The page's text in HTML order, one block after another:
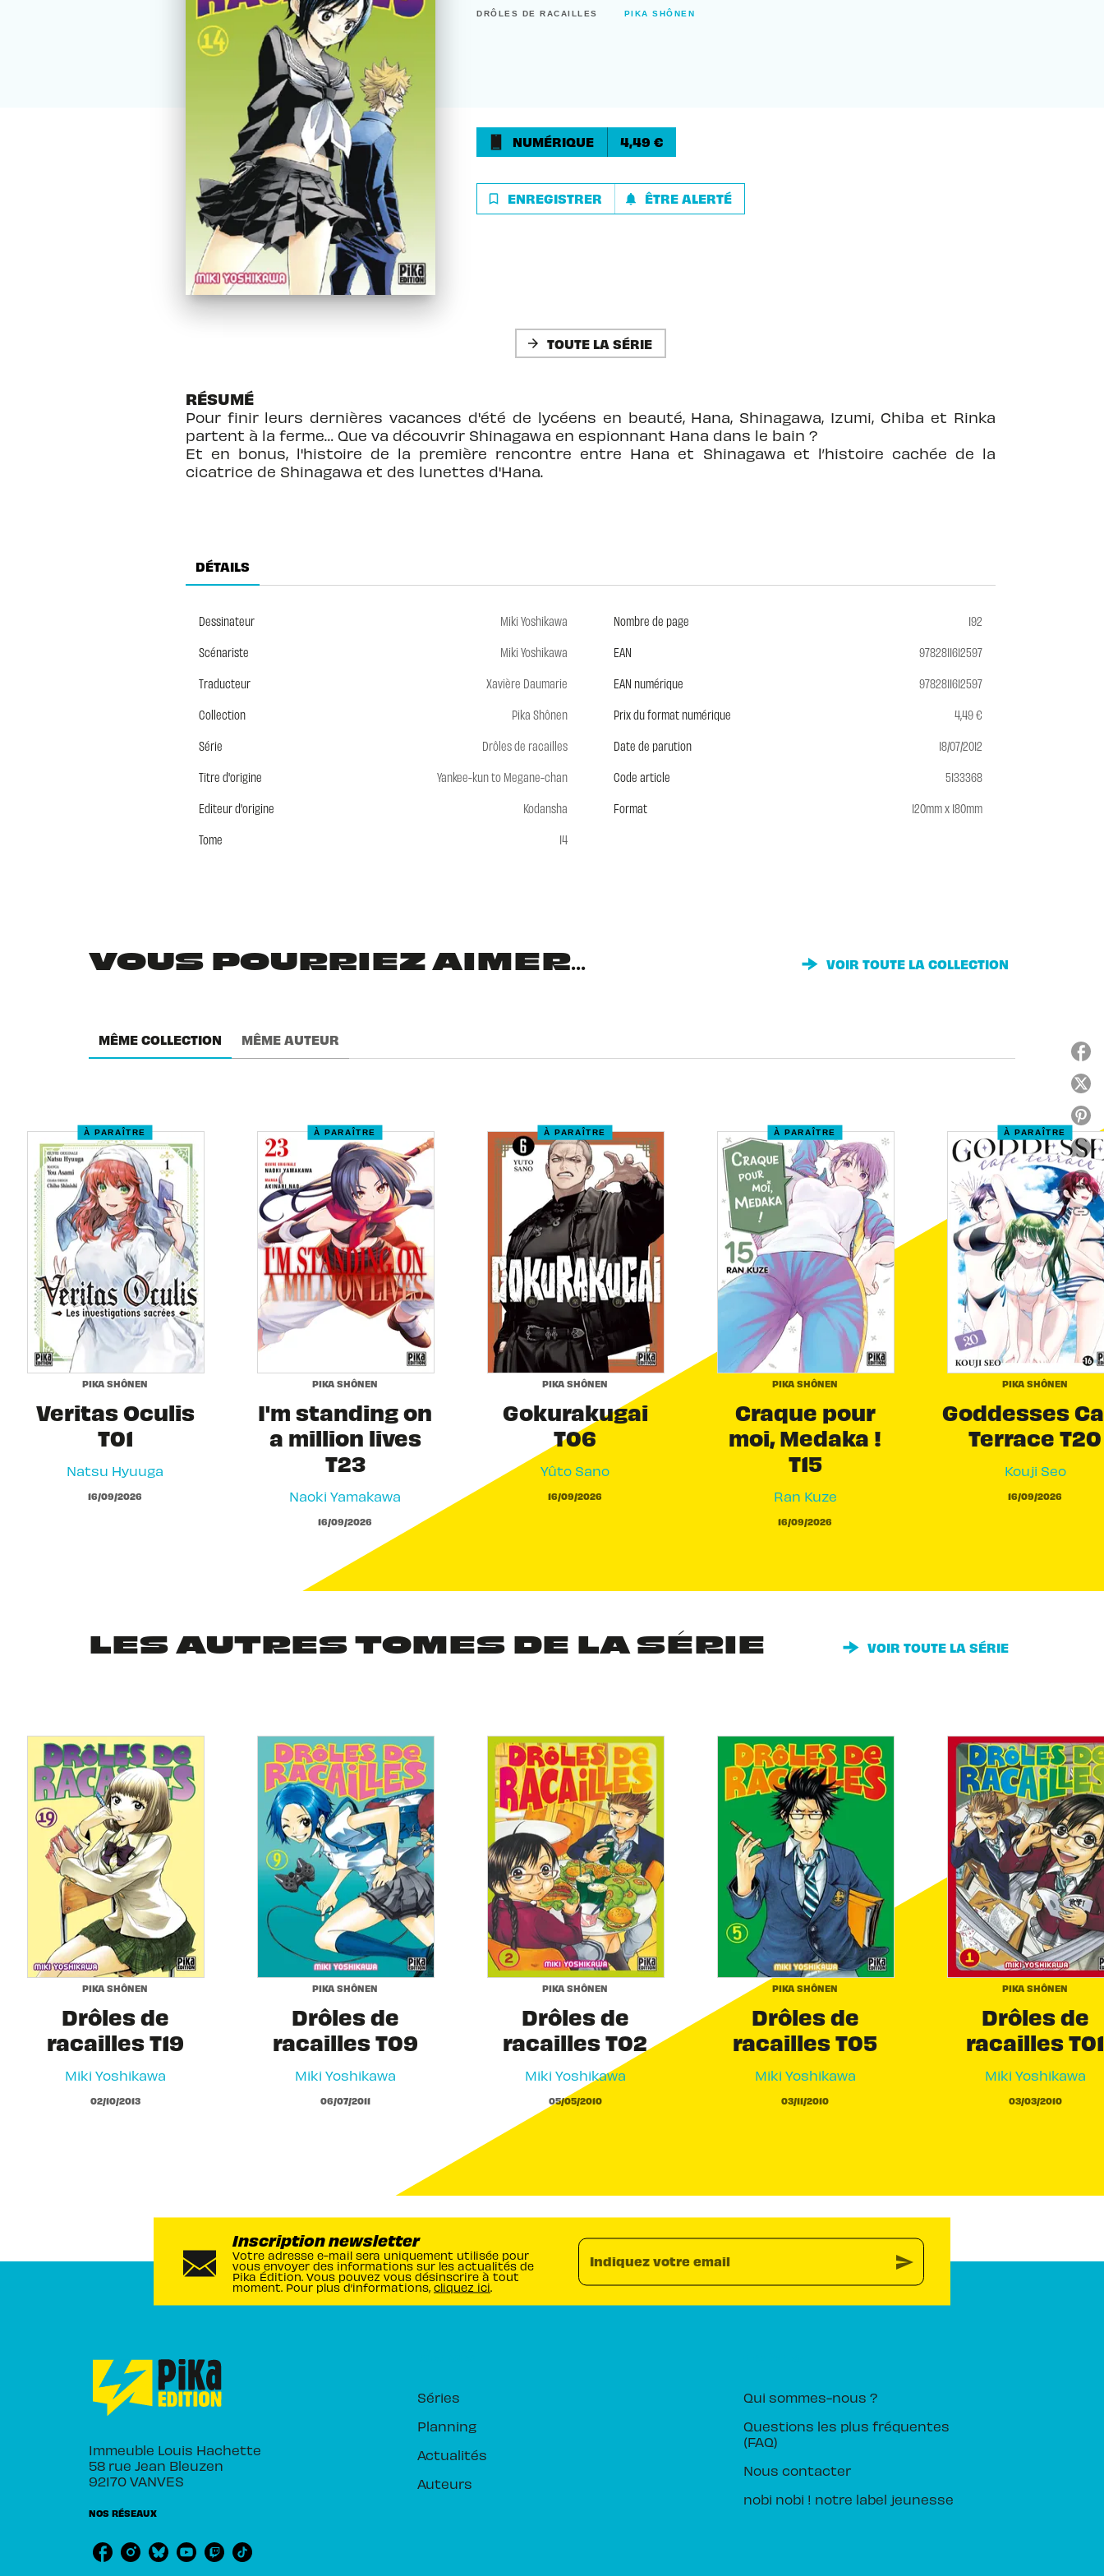
DRÔLES DE RACAILLES PIKA SHÔNEN
NUMÉRIQUE 4,49 €
bookmark_border ENREGISTRER notifications ÊTRE ALERTÉ
arrow_forward TOUTE LA SÉRIE
RÉSUMÉ
Pour finir leurs dernières vacances d'été de lycéens en beauté, Hana, Shinagawa, Izumi, Chiba et Rinka
partent à la ferme… Que va découvrir Shinagawa en espionnant Hana dans le bain ?
Et en bonus, l'histoire de la première rencontre entre Hana et Shinagawa et l’histoire cachée de la
cicatrice de Shinagawa et des lunettes d'Hana.
DÉTAILS
Dessinateur
Miki Yoshikawa
Scénariste
Miki Yoshikawa
Traducteur
Xavière Daumarie
Collection
Pika Shônen
Série
Drôles de racailles
Titre d'origine
Yankee-kun to Megane-chan
Editeur d'origine
Kodansha
Tome
14
Nombre de page
192
EAN
9782811612597
EAN numérique
9782811612597
Prix du format numérique
4,49 €
Date de parution
18/07/2012
Code article
5133368
Format
120mm x 180mm
VOUS POURRIEZ AIMER... VOIR TOUTE LA COLLECTION
MÊME COLLECTION MÊME AUTEUR
À PARAÎTRE
PIKA SHÔNEN
Veritas Oculis
T01
Natsu Hyuuga
16/09/2026
À PARAÎTRE
PIKA SHÔNEN
I'm standing on
a million lives
T23
Naoki Yamakawa
16/09/2026
À PARAÎTRE
PIKA SHÔNEN
Gokurakugai
T06
Yûto Sano
16/09/2026
À PARAÎTRE
PIKA SHÔNEN
Craque pour
moi, Medaka !
T15
Ran Kuze
16/09/2026
À PARAÎTRE
PIKA SHÔNEN
Goddesses
Terrace T20
Kouji Seo
16/09/2026
LES AUTRES TOMES DE LA SÉRIE VOIR TOUTE LA SÉRIE
PIKA SHÔNEN
Drôles de
racailles T19
Miki Yoshikawa
02/10/2013
PIKA SHÔNEN
Drôles de
racailles T09
Miki Yoshikawa
06/07/2011
PIKA SHÔNEN
Drôles de
racailles T02
Miki Yoshikawa
05/05/2010
PIKA SHÔNEN
Drôles de
racailles T05
Miki Yoshikawa
03/11/2010
PIKA SHÔNEN
Drôles de
racailles T01
Miki Yoshikawa
03/03/2010
link
Inscription newsletter
Votre adresse e-mail sera uniquement utilisée pour
vous envoyer des informations sur les actualités de
Pika Édition. Vous pouvez vous désinscrire à tout
moment. Pour plus d’informations, cliquez ici.
Indiquez votre email send
Immeuble Louis Hachette
58 rue Jean Bleuzen
92170 VANVES
NOS RÉSEAUX
Séries
Planning
Actualités
Auteurs
Qui sommes-nous ?
Questions les plus fréquentes
(FAQ)
Nous contacter
nobi nobi ! notre label jeunesse